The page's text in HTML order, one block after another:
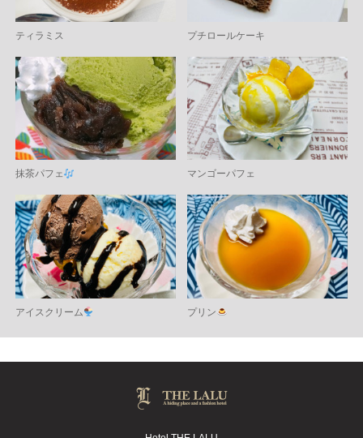
ティラミス プチロールケーキ
抹茶パフェ マンゴーパフェ
アイスクリーム プリン